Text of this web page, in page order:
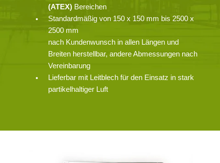
(ATEX)Bereichen
Standardmäßig von 150 x 150 mm bis 2500 x
2500 mm
nach Kundenwunsch in allen Längen und
Breiten herstellbar, andere Abmessungen nach
Vereinbarung
Lieferbar mit Leitblech für den Einsatz in stark
partikelhaltiger Luft